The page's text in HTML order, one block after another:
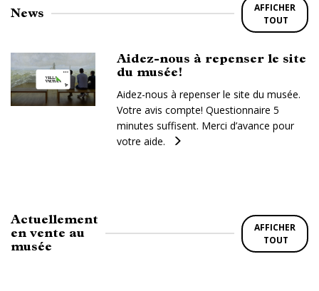
News
AFFICHER
TOUT
Aidez-nous à repenser le site
du musée!
Aidez-nous à repenser le site du musée.
Votre avis compte! Questionnaire 5
minutes suffisent. Merci d’avance pour
votre aide.
Actuellement
en vente au
musée
AFFICHER
TOUT